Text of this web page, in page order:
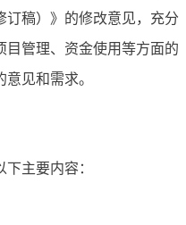
稿）》的修改意见，充分
管理、资金使用等方面的
见和需求。
主要内容：